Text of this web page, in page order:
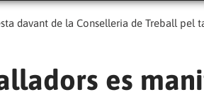
davant de la Conselleria de Treball pel
es